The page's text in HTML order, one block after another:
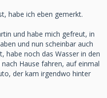
habe ich eben gemerkt.
und habe mich gefreut, in
und nun scheinbar auch
habe noch das Wasser in den
Hause fahren, auf einmal
der kam irgendwo hinter